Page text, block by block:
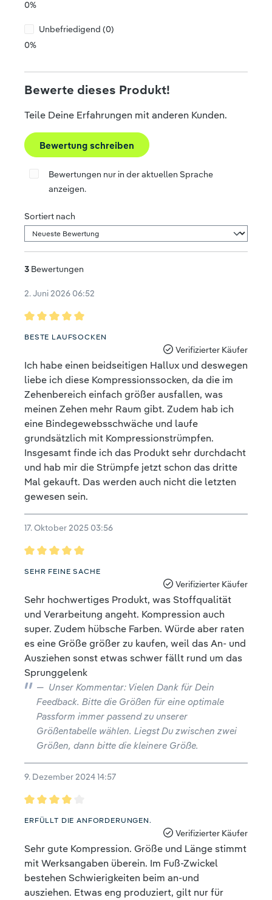
0%
Unbefriedigend (0)
0%
Bewerte dieses Produkt!
Teile Deine Erfahrungen mit anderen Kunden.
Bewertung schreiben
Bewertungen nur in der aktuellen Sprache
anzeigen.
Sortiert nach
3 Bewertungen
2. Juni 2026 06:52
BESTE LAUFSOCKEN
Verifizierter Käufer
Ich habe einen beidseitigen Hallux und deswegen
liebe ich diese Kompressionssocken, da die im
Zehenbereich einfach größer ausfallen, was
meinen Zehen mehr Raum gibt. Zudem hab ich
eine Bindegewebsschwäche und laufe
grundsätzlich mit Kompressionstrümpfen.
Insgesamt finde ich das Produkt sehr durchdacht
und hab mir die Strümpfe jetzt schon das dritte
Mal gekauft. Das werden auch nicht die letzten
gewesen sein.
17. Oktober 2025 03:56
SEHR FEINE SACHE
Verifizierter Käufer
Sehr hochwertiges Produkt, was Stoffqualität
und Verarbeitung angeht. Kompression auch
super. Zudem hübsche Farben. Würde aber raten
es eine Größe größer zu kaufen, weil das An- und
Ausziehen sonst etwas schwer fällt rund um das
Sprunggelenk
Unser Kommentar: Vielen Dank für Dein
Feedback. Bitte die Größen für eine optimale
Passform immer passend zu unserer
Größentabelle wählen. Liegst Du zwischen zwei
Größen, dann bitte die kleinere Größe.
9. Dezember 2024 14:57
Bewertung mit 4 von 5 Sternen
ERFÜLLT DIE ANFORDERUNGEN.
Verifizierter Käufer
Sehr gute Kompression. Größe und Länge stimmt
mit Werksangaben überein. Im Fuß-Zwickel
bestehen Schwierigkeiten beim an-und
ausziehen. Etwas eng produziert, gilt nur für